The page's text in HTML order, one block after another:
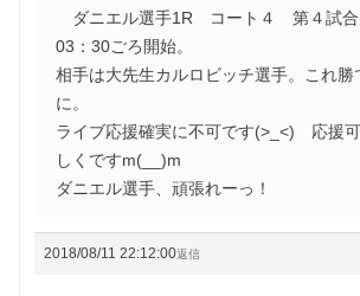
ダニエル選手1R コート４ 第４試
03：30ごろ開始。
相手は大先生カルロビッチ選手。これ勝
に。
ライブ応援確実に不可です(>_<) 応援
しくですm(__)m
ダニエル選手、頑張れーっ！
2018/08/11 22:12:00返信